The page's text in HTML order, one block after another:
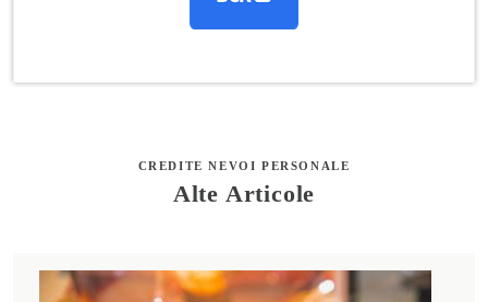
CREDITE NEVOI PERSONALE
Alte Articole